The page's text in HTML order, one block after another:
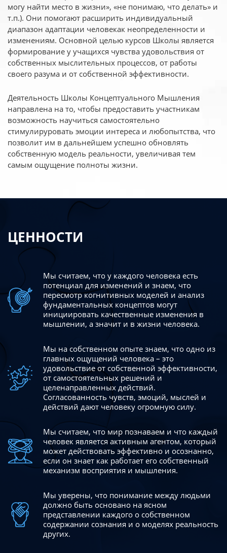
могу найти место в жизни», «не понимаю, что делать» и
т.п.). Они помогают расширить индивидуальный
диапазон адаптации человекак неопределенности и
изменениям. Основной целью курсов Школы является
формирование у учащихся чувства удовольствия от
собственных мыслительных процессов, от работы
своего разума и от собственной эффективности.
Деятельность Школы Концептуального Мышления
направлена на то, чтобы предоставить участникам
возможность научиться самостоятельно
стимулируровать эмоции интереса и любопытства, что
позволит им в дальнейшем успешно обновлять
собственную модель реальности, увеличивая тем
самым ощущение полноты жизни.
ЦЕННОСТИ
Мы считаем, что у каждого человека есть
потенциал для изменений и знаем, что
пересмотр когнитивных моделей и анализ
фундаментальных концептов могут
инициировать качественные изменения в
мышлении, а значит и в жизни человека.
Мы на собственном опыте знаем, что одно из
главных ощущений человека – это
удовольствие от собственной эффективности,
от самостоятельных решений и
целенаправленных действий.
Согласованность чувств, эмоций, мыслей и
действий дают человеку огромную силу.
Мы считаем, что мир познаваем и что каждый
человек является активным агентом, который
может действовать эффективно и осознанно,
если он знает как работает его собственный
механизм восприятия и мышления.
Мы уверены, что понимание между людьми
должно быть основано на ясном
представлении каждого о собственном
содержании сознания и о моделях реальность
других.